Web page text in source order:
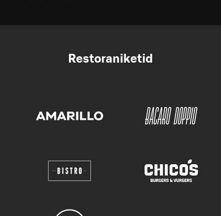
Restoraniketid